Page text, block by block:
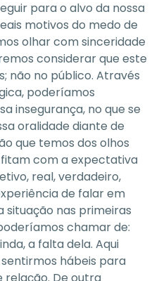
para o alvo da nossa
motivos do medo de
olhar com sinceridade
considerar que este
não no público. Através
poderíamos
insegurança, no que se
oralidade diante de
que temos dos olhos
fitam com a expectativa
real, verdadeiro,
de falar em
situação nas primeiras
chamar de:
a falta dela. Aqui
hábeis para
De outra